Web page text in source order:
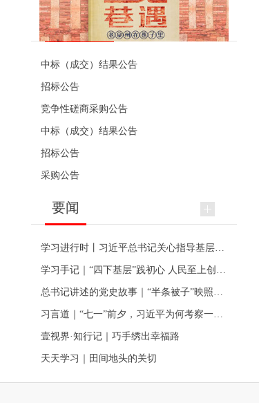
便民资讯
中标（成交）结果公告
招标公告
竞争性磋商采购公告
中标（成交）结果公告
招标公告
采购公告
要闻
壹视界·知行记｜巧手绣出幸福路
天天学习｜田间地头的关切